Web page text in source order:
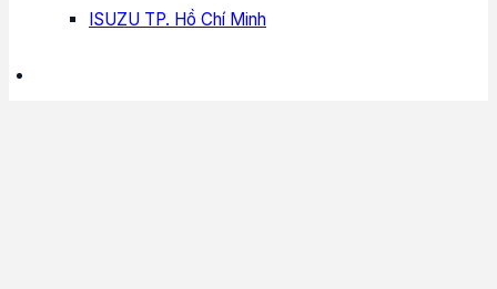
ISUZU TP. Hồ Chí Minh